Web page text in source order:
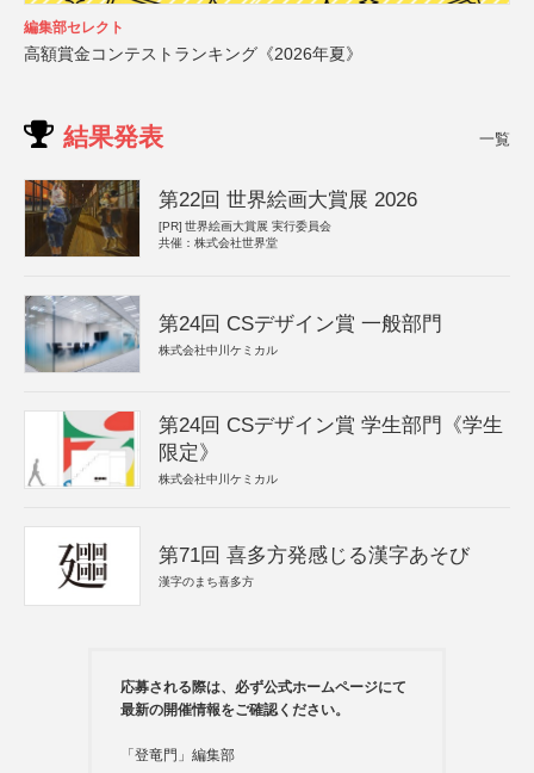
編集部セレクト
高額賞金コンテストランキング《2026年夏》
結果発表 一覧
第22回 世界絵画大賞展 2026
[PR] 世界絵画大賞展 実行委員会
共催：株式会社世界堂
第24回 CSデザイン賞 一般部門
株式会社中川ケミカル
第24回 CSデザイン賞 学生部門《学生
限定》
株式会社中川ケミカル
第71回 喜多方発感じる漢字あそび
漢字のまち喜多方
応募される際は、必ず公式ホームページにて
最新の開催情報をご確認ください。
「登竜門」編集部